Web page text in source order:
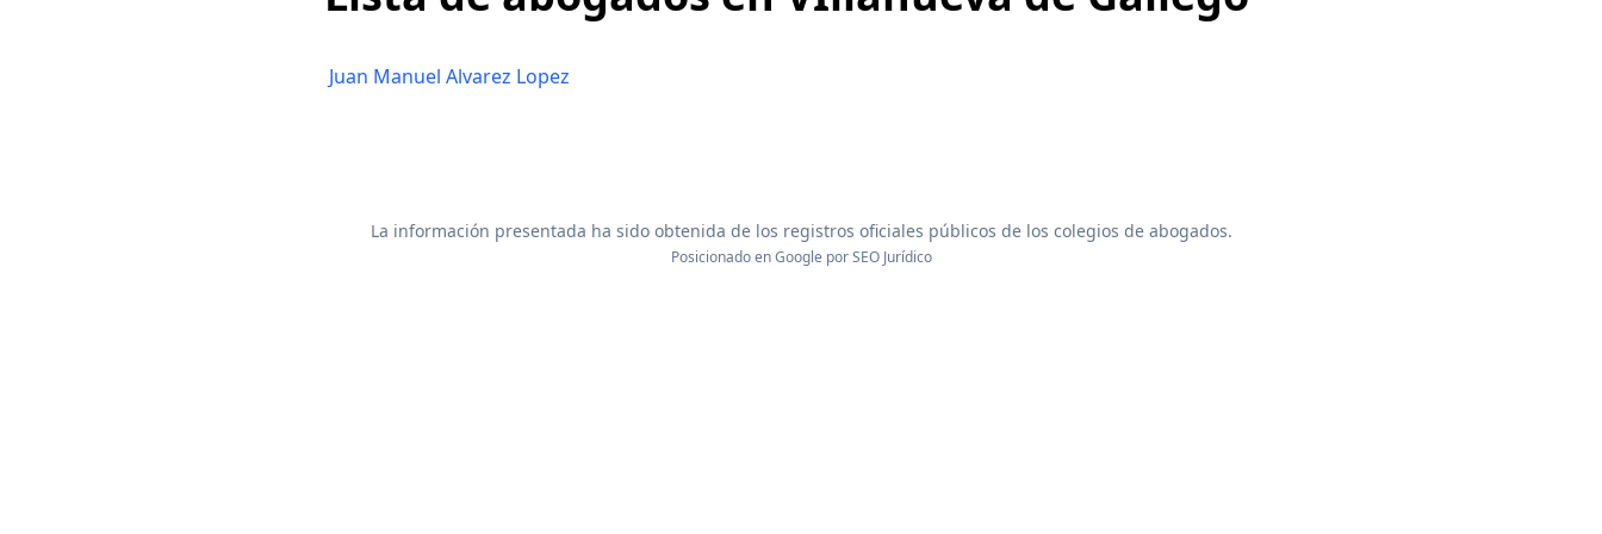
Juan Manuel Alvarez Lopez
La información presentada ha sido obtenida de los registros oficiales públicos de los colegios de abogados.
Posicionado en Google porSEO Jurídico